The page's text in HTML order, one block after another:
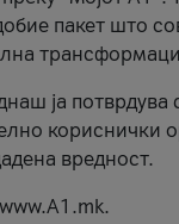
пакет што
ја потврдува
кориснички
вредност.